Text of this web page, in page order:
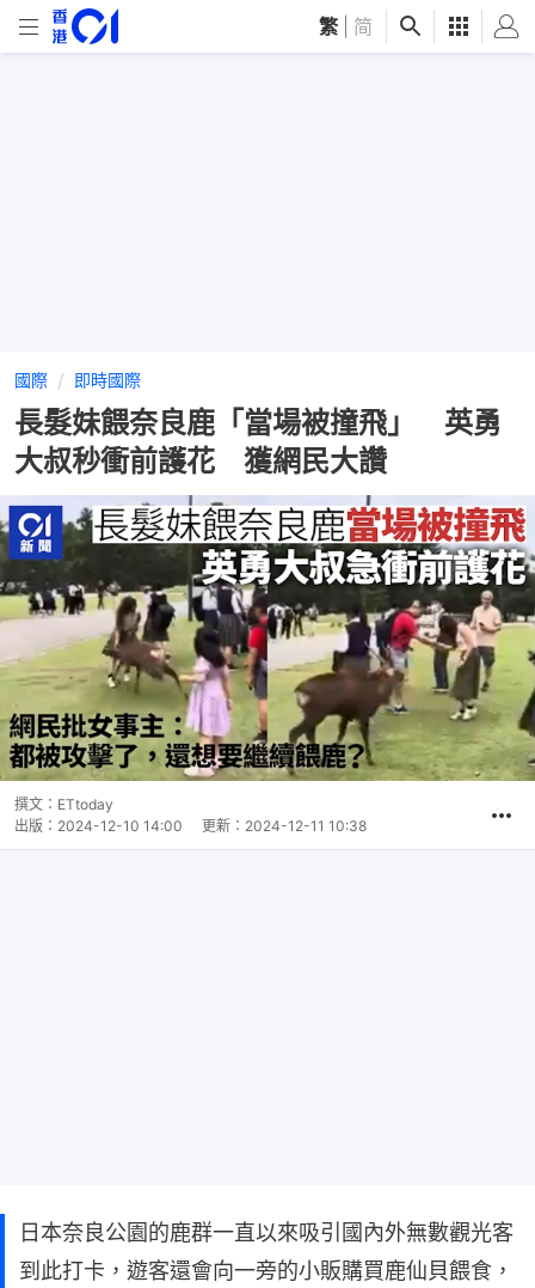
繁 简
國際 即時國際
長髮妹餵奈良鹿「當場被撞飛」 英勇
大叔秒衝前護花 獲網民大讚
撰文： ETtoday
出版： 2024-12-10 14:00 更新： 2024-12-11 10:38
日本奈良公園的鹿群一直以來吸引國內外無數觀光客
到此打卡，遊客還會向一旁的小販購買鹿仙貝餵食，